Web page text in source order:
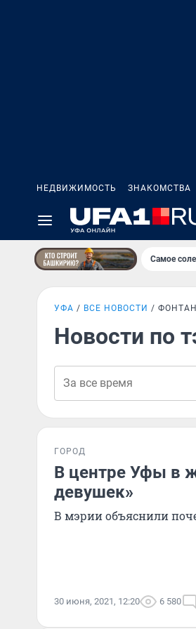
НЕДВИЖИМОСТЬ ЗНАКОМСТВА
Самое
УФА ВСЕ НОВОСТИ
Новости по
ГОРОД
В центре Уфы в
девушек»
В мэрии объяснили
30 июня, 2021, 12:20 6 580